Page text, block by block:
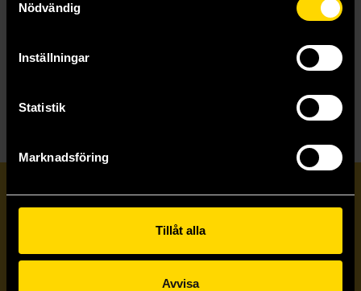
Nödvändig
Inställningar
Statistik
Marknadsföring
Tillåt alla
Avvisa
Läs mer
Prenumerera på vårt nyhetsbrev